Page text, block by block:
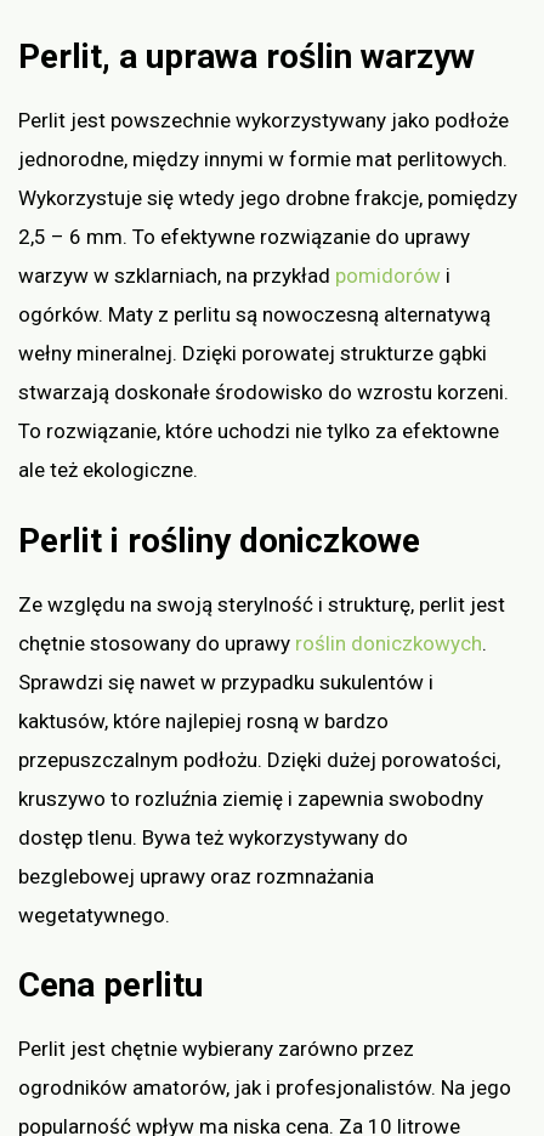
Perlit, a uprawa roślin warzyw
Perlit jest powszechnie wykorzystywany jako podłoże
jednorodne, między innymi w formie mat perlitowych.
Wykorzystuje się wtedy jego drobne frakcje, pomiędzy
2,5 – 6 mm. To efektywne rozwiązanie do uprawy
warzyw w szklarniach, na przykład pomidorów i
ogórków. Maty z perlitu są nowoczesną alternatywą
wełny mineralnej. Dzięki porowatej strukturze gąbki
stwarzają doskonałe środowisko do wzrostu korzeni.
To rozwiązanie, które uchodzi nie tylko za efektowne
ale też ekologiczne.
Perlit i rośliny doniczkowe
Ze względu na swoją sterylność i strukturę, perlit jest
chętnie stosowany do uprawy roślin doniczkowych.
Sprawdzi się nawet w przypadku sukulentów i
kaktusów, które najlepiej rosną w bardzo
przepuszczalnym podłożu. Dzięki dużej porowatości,
kruszywo to rozluźnia ziemię i zapewnia swobodny
dostęp tlenu. Bywa też wykorzystywany do
bezglebowej uprawy oraz rozmnażania
wegetatywnego.
Cena perlitu
Perlit jest chętnie wybierany zarówno przez
ogrodników amatorów, jak i profesjonalistów. Na jego
popularność wpływ ma niska cena. Za 10 litrowe